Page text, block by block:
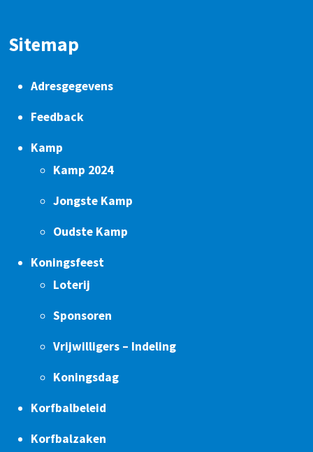
Sitemap
Adresgegevens
Feedback
Kamp
Kamp 2024
Jongste Kamp
Oudste Kamp
Koningsfeest
Loterij
Sponsoren
Vrijwilligers – Indeling
Koningsdag
Korfbalbeleid
Korfbalzaken